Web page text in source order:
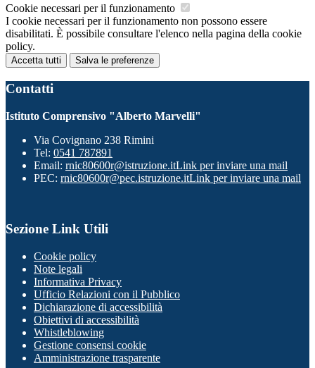
Cookie necessari per il funzionamento
I cookie necessari per il funzionamento non possono essere
disabilitati. È possibile consultare l'elenco nella pagina della cookie
policy.
Accetta tutti Salva le preferenze
Contatti
Istituto Comprensivo "Alberto Marvelli"
Via Covignano 238 Rimini
Tel: 0541 787891
Email: rnic80600r@istruzione.itLink per inviare una mail
PEC: rnic80600r@pec.istruzione.itLink per inviare una mail
Sezione Link Utili
Cookie policy
Note legali
Informativa Privacy
Ufficio Relazioni con il Pubblico
Dichiarazione di accessibilità
Obiettivi di accessibilità
Whistleblowing
Gestione consensi cookie
Amministrazione trasparente